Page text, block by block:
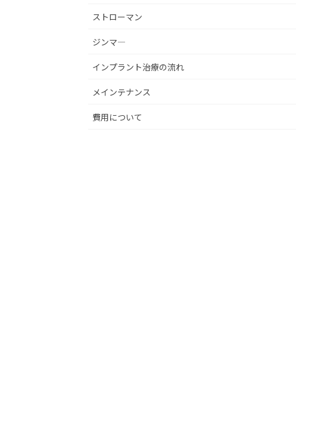
ストローマン
ジンマ―
インプラント治療の流れ
メインテナンス
費用について